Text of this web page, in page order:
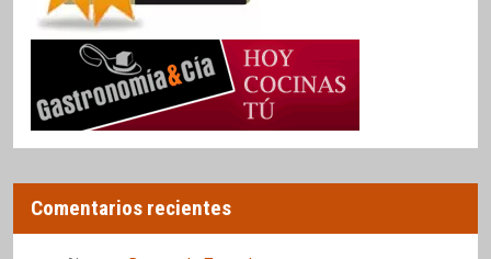
Comentarios recientes